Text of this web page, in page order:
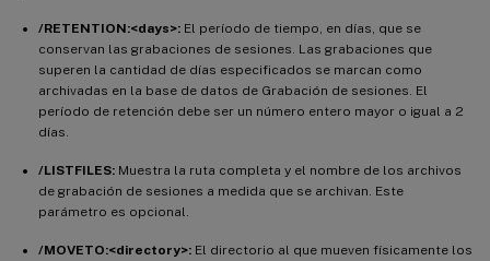
/RETENTION:<days>: El período de tiempo, en días, que se
conservan las grabaciones de sesiones. Las grabaciones que
superen la cantidad de días especificados se marcan como
archivadas en la base de datos de Grabación de sesiones. El
período de retención debe ser un número entero mayor o igual a 2
días.
/LISTFILES: Muestra la ruta completa y el nombre de los archivos
de grabación de sesiones a medida que se archivan. Este
parámetro es opcional.
/MOVETO:<directory>: El directorio al que mueven físicamente los